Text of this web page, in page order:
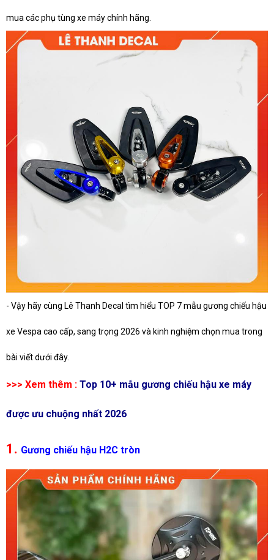
mua các phụ tùng xe máy chính hãng.
- Vậy hãy cùng Lê Thanh Decal tìm hiểu TOP 7 mẫu gương chiếu hậu
xe Vespa cao cấp, sang trọng 2026 và kinh nghiệm chọn mua trong
bài viết dưới đây.
>>> Xem thêm : Top 10+ mẫu gương chiếu hậu xe máy
được ưu chuộng nhất 2026
1. Gương chiếu hậu H2C tròn